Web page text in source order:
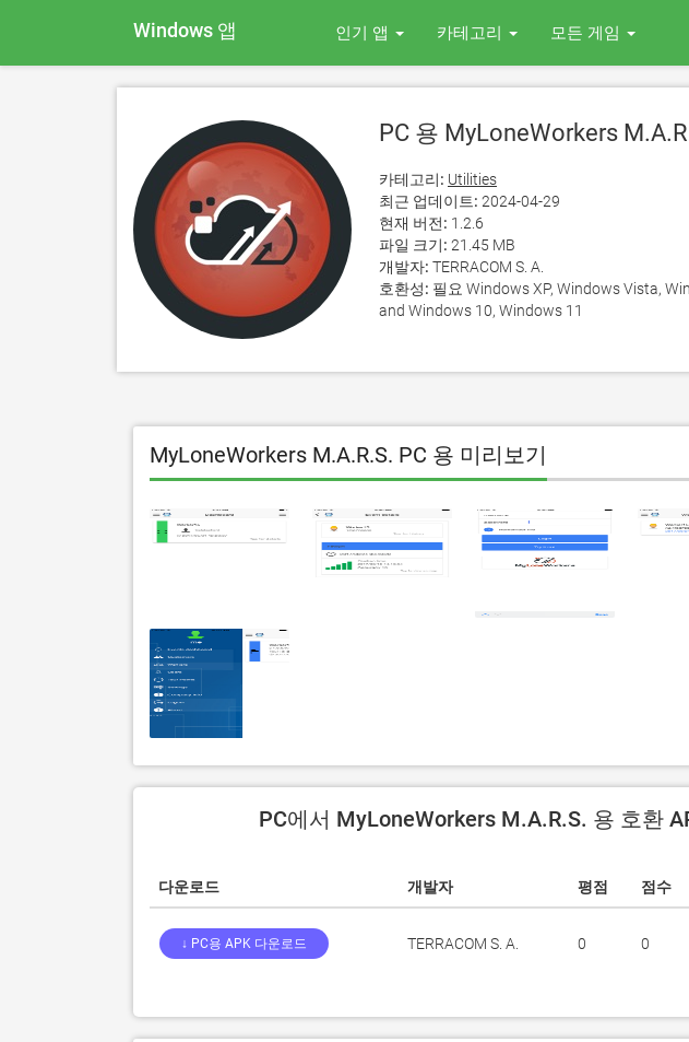
Windows 앱 인기 앱 카테고리 모든 게임
PC 용 MyLoneWorkers
카테고리: Utilities
최근 업데이트: 2024-04-29
현재 버전: 1.2.6
파일 크기: 21.45 MB
개발자: TERRACOM S. A.
호환성: 필요 Windows XP, Windows Vista,
and Windows 10, Windows 11
MyLoneWorkers M.A.R.S. PC 용 미리보기
PC에서 MyLoneWorkers M.A.R.S. 용 호환
다운로드 개발자 평점 점수
↓ PC용 APK 다운로드 TERRACOM S. A. 0 0